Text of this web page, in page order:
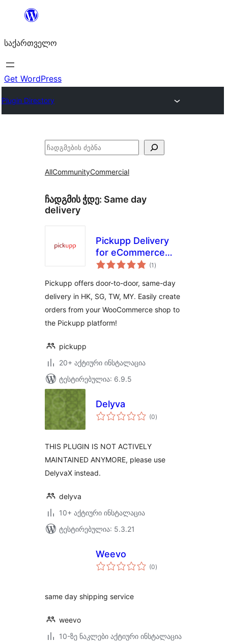
შიგთავსზე
საქართველო
Get WordPress
Plugin Directory
ძებნა
AllCommunityCommercial
ჩადგმის ჭდე: Same day
delivery
Pickupp Delivery
for eCommerce
Shops using(1 საერთო
რეიტინგი
)
Pickupp offers door-to-door, same-day
delivery in HK, SG, TW, MY. Easily create
orders from your WooCommerce shop to
the Pickupp platform!
pickupp
20+ აქტიური ინსტალაცია
ტესტირებულია: 6.9.5
Delyva
(0საერთო
რეიტინგი
)
THIS PLUGIN IS NOT ACTIVELY
MAINTAINED ANYMORE, please use
DelyvaX instead.
delyva
10+ აქტიური ინსტალაცია
ტესტირებულია: 5.3.21
Weevo
(0საერთო
რეიტინგი
)
same day shipping service
weevo
10-ზე ნაკლები აქტიური ინსტალაცია